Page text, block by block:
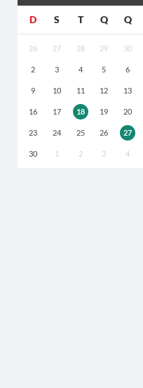
D S T Q Q
26 27 28 29 30
2 3 4 5 6
9 10 11 12 13
16 17 18 19 20
23 24 25 26 27
30 1 2 3 4